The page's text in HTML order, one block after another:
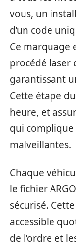
vous, un
d’un code
Ce marquage
procédé laser
garantissant
Cette étape
heure, et
qui complique
malveillantes.
Chaque
le fichier
sécurisé.
accessible
de l’ordre et